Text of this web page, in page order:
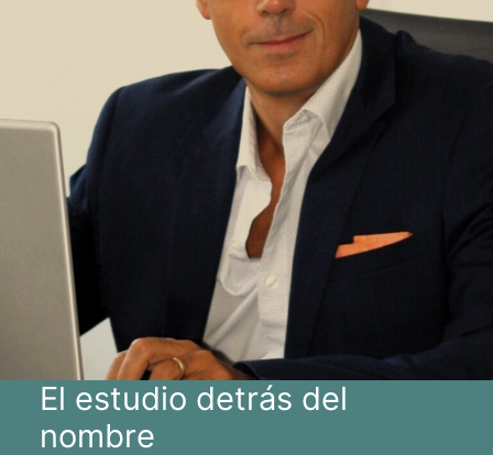
El estudio detrás del
nombre